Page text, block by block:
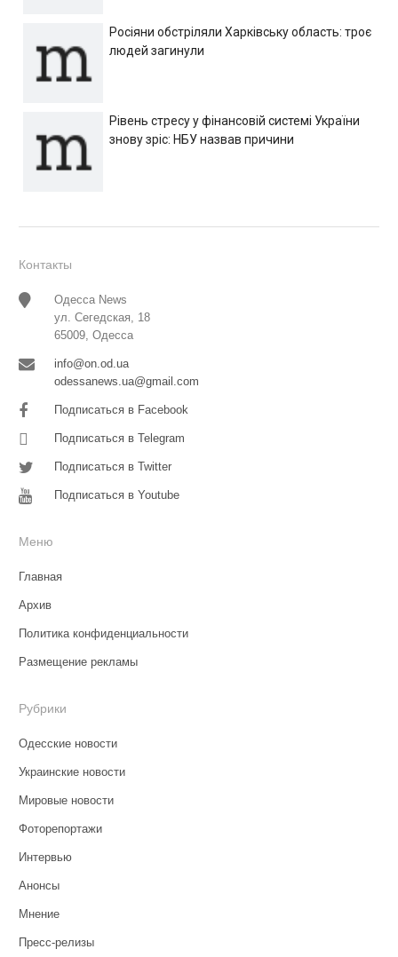
Росіяни обстріляли Харківську область: троє
людей загинули
Рівень стресу у фінансовій системі України
знову зріс: НБУ назвав причини
Контакты
Одесса News
ул. Сегедская, 18
65009, Одесса
info@on.od.ua
odessanews.ua@gmail.com
Подписаться в Facebook
Подписаться в Telegram
Подписаться в Twitter
Подписаться в Youtube
Меню
Главная
Архив
Политика конфиденциальности
Размещение рекламы
Рубрики
Одесские новости
Украинские новости
Мировые новости
Фоторепортажи
Интервью
Анонсы
Мнение
Пресс-релизы